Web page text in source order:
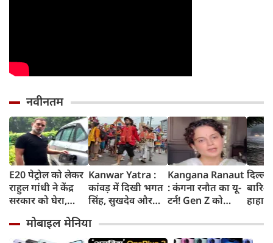
नवीनतम
E20 पेट्रोल को लेकर
राहुल गांधी ने केंद्र
सरकार को घेरा,
लोगों की गाड़ियां हो
रहीं खराब, BJP ने
Kanwar Yatra :
कांवड़ में दिखी भगत
सिंह, सुखदेव और
अमरगाथा,
शिवभक्तों ने अनोखे
Kangana Ranaut
: कंगना रनौत का यू-
टर्न! Gen Z को
'सबसे बड़ी ताकत',
कुछ दिन पहले
जाम
सड़कों
मोबाइल मेनिया